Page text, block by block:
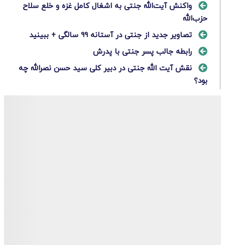
واکنش آیت‌الله جنتی به اشغال کامل غزه و خلع سلاح
حزب‌الله
تصاویر جدید از جنتی در آستانه 99 سالگی + ببینید
رابطه جالب پسر جنتی با پدرش
نقش آیت الله جنتی در دبیر کلی سید حسن نصرالله چه
بود؟